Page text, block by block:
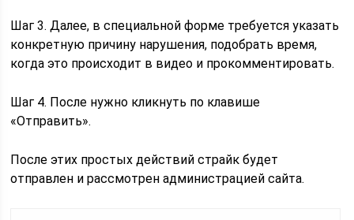
Шаг 3. Далее, в специальной форме требуется указать
конкретную причину нарушения, подобрать время,
когда это происходит в видео и прокомментировать.
Шаг 4. После нужно кликнуть по клавише
«Отправить».
После этих простых действий страйк будет
отправлен и рассмотрен администрацией сайта.